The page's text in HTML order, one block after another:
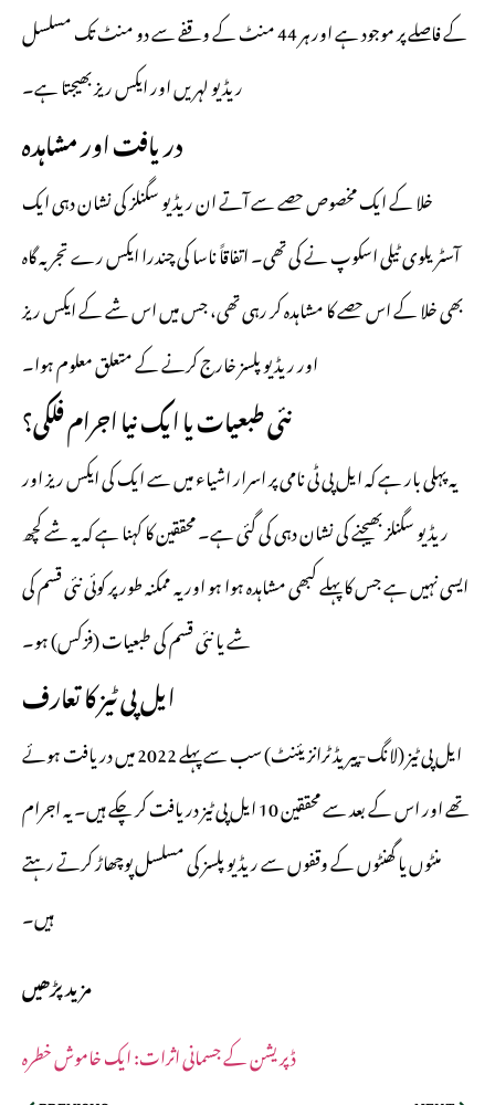
کے فاصلے پر موجود ہے اور ہر 44 منٹ کے وقفے سے دو منٹ تک مسلسل
ریڈیو لہریں اور ایکس ریز بھیجتا ہے۔
دریافت اور مشاہدہ
خلا کے ایک مخصوص حصے سے آتے ان ریڈیو سگنلز کی نشان دہی ایک
آسٹریلوی ٹیلی اسکوپ نے کی تھی۔ اتفاقاً ناسا کی چندرا ایکس رے تجربہ گاہ
بھی خلا کے اس حصے کا مشاہدہ کر رہی تھی، جس میں اس شے کے ایکس ریز
اور ریڈیو پلسز خارج کرنے کے متعلق معلوم ہوا۔
نئی طبعیات یا ایک نیا اجرام فلکی؟
یہ پہلی بار ہے کہ ایل پی ٹی نامی پر اسرار اشیاء میں سے ایک کی ایکس ریز اور
ریڈیو سگنلز بھیجنے کی نشان دہی کی گئی ہے۔ محققین کا کہنا ہے کہ یہ شے کچھ
ایسی نہیں ہے جس کا پہلے کبھی مشاہدہ ہوا ہو اور یہ ممکنہ طور پر کوئی نئی قسم کی
شے یا نئی قسم کی طبعیات (فزکس) ہو۔
ایل پی ٹیز کا تعارف
ایل پی ٹیز (لانگ-پیریڈ ٹرانزیئنٹ) سب سے پہلے 2022 میں دریافت ہوئے
تھے اور اس کے بعد سے محققین 10 ایل پی ٹیز دریافت کر چکے ہیں۔ یہ اجرام
منٹوں یا گھنٹوں کے وقفوں سے ریڈیو پلسز کی مسلسل پوچھاڑ کرتے رہتے
ہیں۔
مزید پڑھیں
ڈپریشن کے جسمانی اثرات: ایک خاموش خطرہ